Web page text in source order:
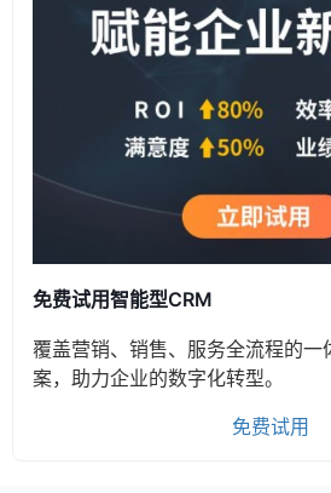
免费试用智能型CRM
覆盖营销、销售、服务全流程的一
案，助力企业的数字化转型。
免费试用